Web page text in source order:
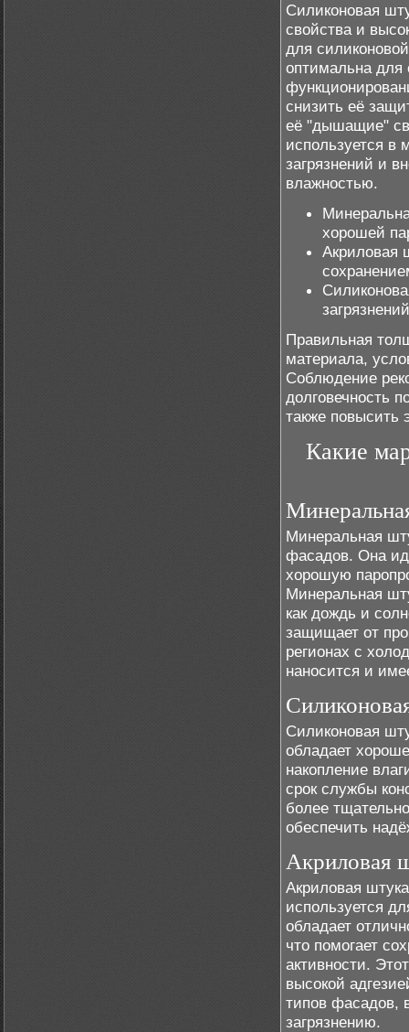
Силиконовая
свойства и
для
оптимальна для
снизить её
её "дышащие"
используется в
загрязнений и
влажностью.
хорошей
Акриловая
Правильная
материала,
Соблюдение
долговечность
также повысить
Какие
Минеральная
фасадов. Она
хорошую
Минеральная
как дождь и
защищает от
регионах с
наносится и
Силиконовая
обладает
накопление
срок службы
более
обеспечить
Акриловая
Акриловая
используется
обладает
что помогает
активности.
высокой
типов фасадов,
загрязнению.